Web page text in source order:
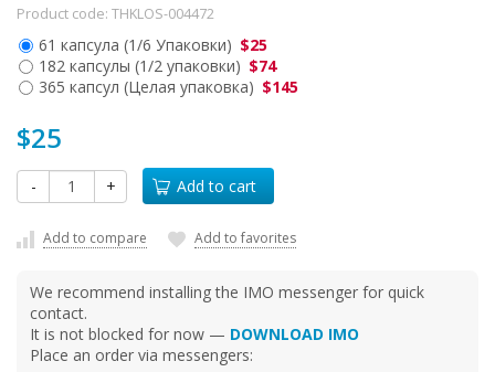
Product code: THKLOS-004472
61 капсула (1/6 Упаковки) $25
182 капсулы (1/2 упаковки) $74
365 капсул (Целая упаковка) $145
$25
- + Add to cart
Add to compare Add to favorites
We recommend installing the IMO messenger for quick
contact.
It is not blocked for now — DOWNLOAD IMO
Place an order via messengers: